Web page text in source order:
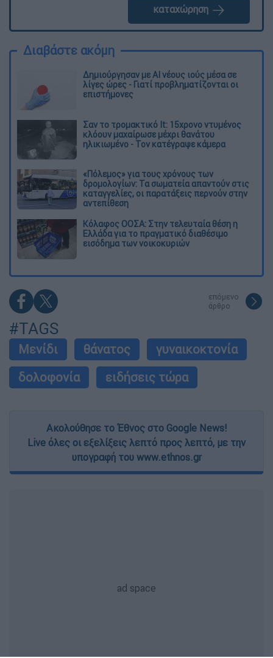
καταχώρηση
Διαβάστε ακόμη
Δημιούργησαν με AI νέους ιούς μέσα σε
λίγες ώρες - Γιατί προβληματίζονται οι
επιστήμονες
Σαν το τρομακτικό It: 15χρονο ντυμένος
κλόουν μαχαίρωσε μέχρι θανάτου
ηλικιωμένο - Τον κατέγραψε κάμερα
«Πόλεμος» για τους χρόνους των
δρομολογίων: Τα σωματεία απαντούν στις
καταγγελίες, οι παρατάξεις περνούν στην
αντεπίθεση
Κόλαφος ΟΟΣΑ: Στην τελευταία θέση η
Ελλάδα για το πραγματικό διαθέσιμο
εισόδημα των νοικοκυριών
επόμενο
άρθρο
#TAGS
Μενίδι θάνατος
γυναικοκτονία
δολοφονία
ειδήσεις τώρα
Ακολούθησε το Έθνος στο Google News!
Live όλες οι εξελίξεις λεπτό προς λεπτό, με την
υπογραφή του www.ethnos.gr